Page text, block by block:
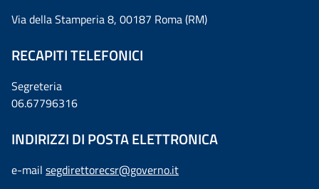
Via della Stamperia 8, 00187 Roma (RM)
RECAPITI TELEFONICI
Segreteria
06.67796316
INDIRIZZI DI POSTA ELETTRONICA
e-mail segdirettorecsr@governo.it